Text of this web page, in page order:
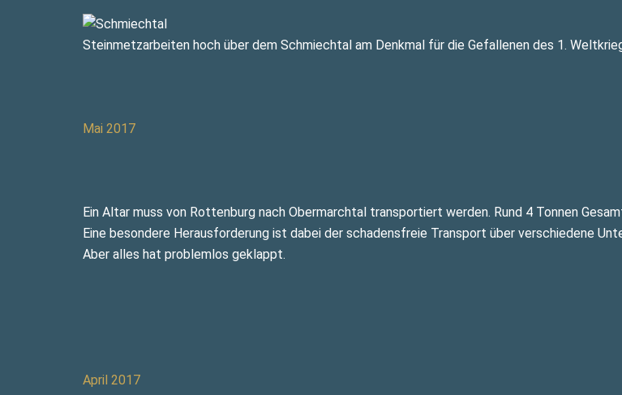
Steinmetzarbeiten hoch über dem Schmiechtal am Denkmal für die Gefallenen des 1.
Mai 2017
Ein Altar muss von Rottenburg nach Obermarchtal transportiert werden. Rund 4 Tonnen
Eine besondere Herausforderung ist dabei der schadensfreie Transport über verschiedene
Aber alles hat problemlos geklappt.
April 2017